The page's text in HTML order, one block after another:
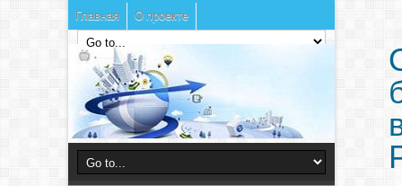
Главная О проекте